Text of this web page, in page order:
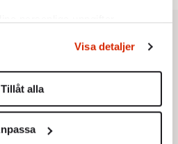
ditt samtycke när som
för att anpassa innehållet
vår trafik. Vi
Visa detaljer
Tillåt alla